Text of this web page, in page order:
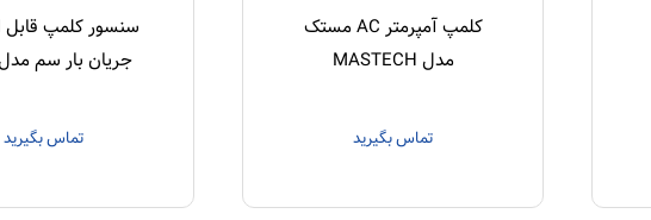
کلمپ آمپرمتر AC مستک
مدل MASTECH
تماس بگیرید
سنسور کلمپ قابل
تماس بگیرید